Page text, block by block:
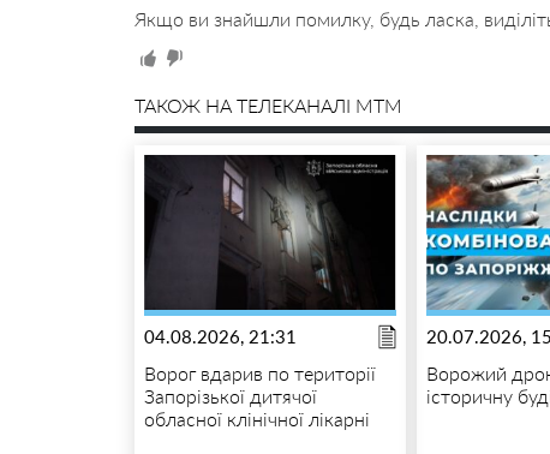
Якщо ви знайшли помилку, будь ласка,
ТАКОЖ НА ТЕЛЕКАНАЛІ MTM
04.08.2026, 21:31
Ворог вдарив по території
Запорізької дитячої
обласної клінічної лікарні
20.07.2026,
Ворожий
історичну